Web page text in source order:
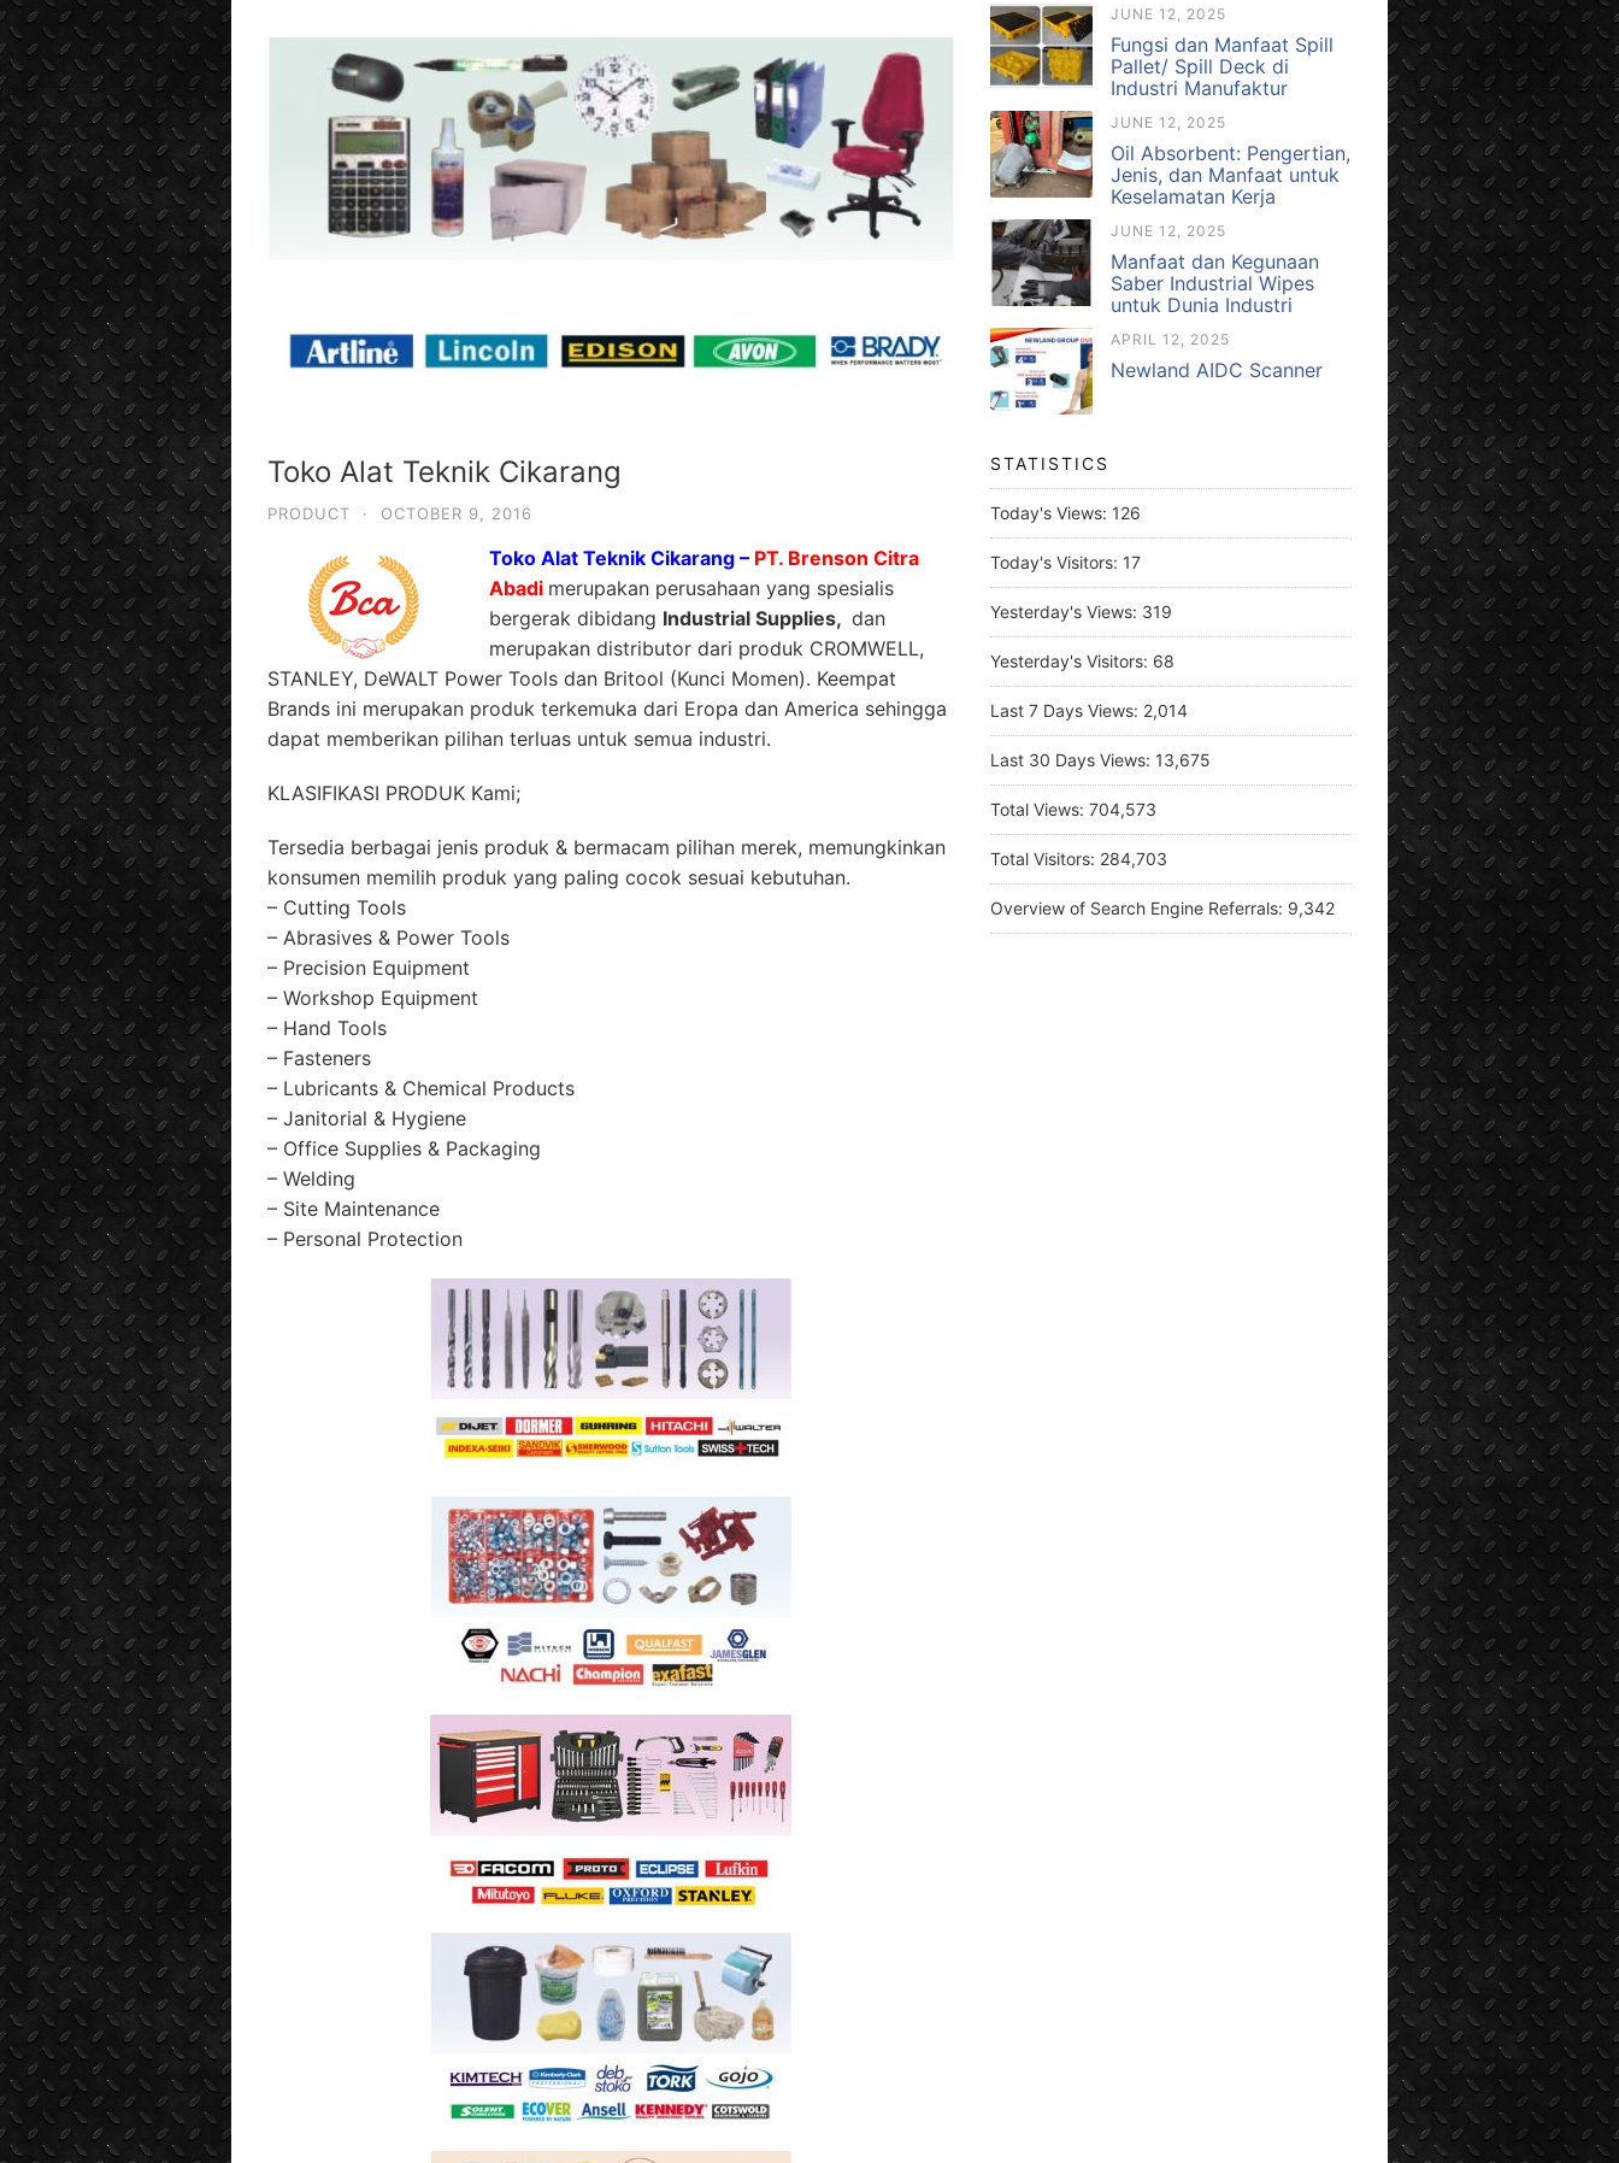
Toko Alat Teknik Cikarang
PRODUCT · OCTOBER 9, 2016
Toko Alat Teknik Cikarang – PT. Brenson Citra
Abadi merupakan perusahaan yang spesialis
bergerak dibidang Industrial Supplies, dan
merupakan distributor dari produk CROMWELL,
STANLEY, DeWALT Power Tools dan Britool (Kunci Momen). Keempat
Brands ini merupakan produk terkemuka dari Eropa dan America sehingga
dapat memberikan pilihan terluas untuk semua industri.
KLASIFIKASI PRODUK Kami;
Tersedia berbagai jenis produk & bermacam pilihan merek, memungkinkan
konsumen memilih produk yang paling cocok sesuai kebutuhan.
– Cutting Tools
– Abrasives & Power Tools
– Precision Equipment
– Workshop Equipment
– Hand Tools
– Fasteners
– Lubricants & Chemical Products
– Janitorial & Hygiene
– Office Supplies & Packaging
– Welding
– Site Maintenance
– Personal Protection
JUNE 12, 2025
Fungsi dan Manfaat Spill
Pallet/ Spill Deck di
Industri Manufaktur
JUNE 12, 2025
Oil Absorbent: Pengertian,
Jenis, dan Manfaat untuk
Keselamatan Kerja
JUNE 12, 2025
Manfaat dan Kegunaan
Saber Industrial Wipes
untuk Dunia Industri
APRIL 12, 2025
Newland AIDC Scanner
STATISTICS
Today's Views: 126
Today's Visitors: 17
Yesterday's Views: 319
Yesterday's Visitors: 68
Last 7 Days Views: 2,014
Last 30 Days Views: 13,675
Total Views: 704,573
Total Visitors: 284,703
Overview of Search Engine Referrals: 9,342